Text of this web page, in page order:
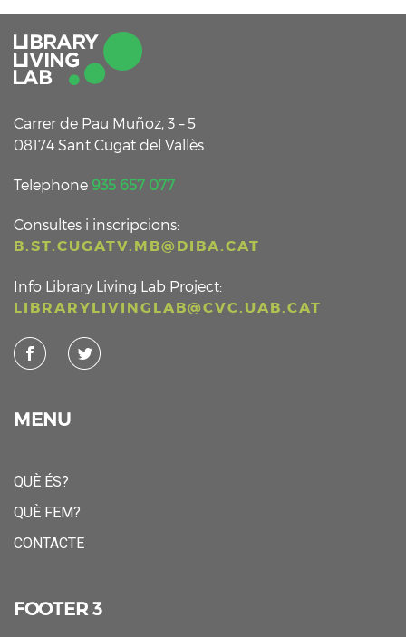
Carrer de Pau Muñoz, 3 – 5
08174 Sant Cugat del Vallès
Telephone 935 657 077
Consultes i inscripcions:
B.ST.CUGATV.MB@DIBA.CAT
Info Library Living Lab Project:
LIBRARYLIVINGLAB@CVC.UAB.CAT
MENU
QUÈ ÉS?
QUÈ FEM?
CONTACTE
FOOTER 3